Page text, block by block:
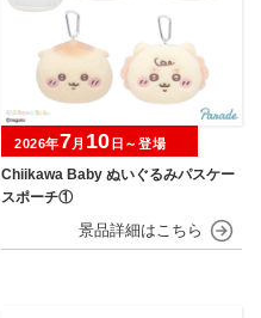
Chiikawa Baby ぬいぐるみパスケー
スポーチ①
2026年7月 10 日～登場